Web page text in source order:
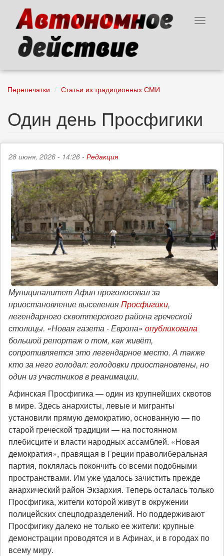
основному
содержанию
Toggle
Перепечатки Статьи из традиционных СМИ
Один день Просфигики
28 июня, 2026 - 14:26 - Редакция
Муниципалитет Афин проголосовал за
приостановление выселенияПросфигики,
легендарного сквоттерского района греческой
столицы. «Новая газета - Европа» опубликовала
большой репортаж о том, как живёт,
сопротивляется это легендарное место. А также
кто за него голодал: голодовки приостановлены, но
один из участников в реанимации.
Афинская Просфигика — один из крупнейших сквотов
в мире. Здесь анархисты, левые и мигранты
установили прямую демократию, основанную — по
старой греческой традиции — на постоянном
плебисците и власти народных ассамблей. «Новая
демократия», правящая в Греции праволиберальная
партия, поклялась покончить со всеми подобными
пространствами. Им уже удалось зачистить прежде
анархический район Экзархия. Теперь осталась только
Просфигика, жители которой живут в окружении
полицейских спецподразделений. Но поддерживают
Просфигику далеко не только ее жители: крупные
демонстрации проводятся и в Афинах, и в городах по
всему миру.